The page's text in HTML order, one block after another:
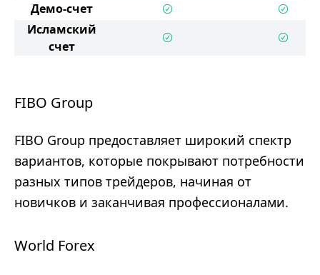
Демо-счет
Исламский
счет
FIBO Group
FIBO Group предоставляет широкий спектр
вариантов, которые покрывают потребности
разных типов трейдеров, начиная от
новичков и заканчивая профессионалами.
World Forex